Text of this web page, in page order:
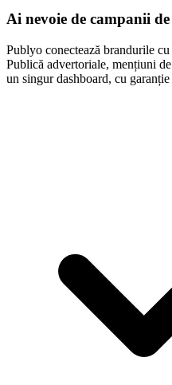
Ai nevoie de campanii
Publyo conectează brandurile cu
Publică advertoriale, mențiuni
un singur dashboard, cu